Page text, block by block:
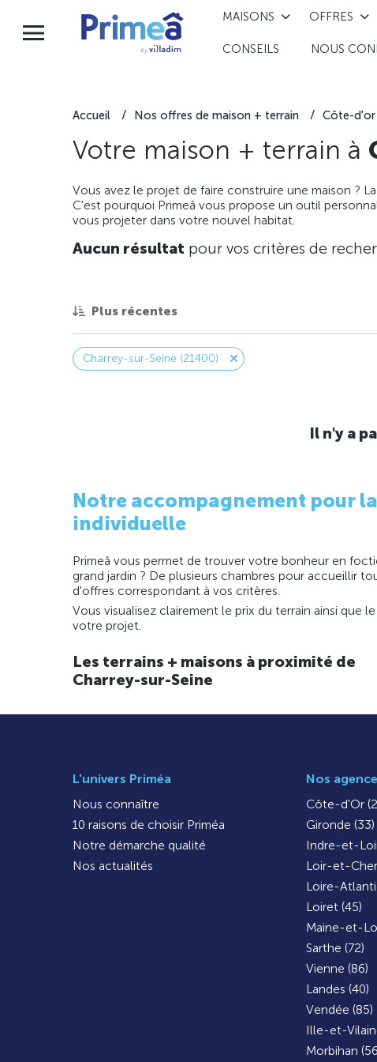
MAISONS OFFRES
CONSEILS NOUS
Accueil Nos offres de maison + terrain Côte-d'or
Votre maison + terrain à
Vous avez le projet de faire construire une maison ?
C'est pourquoi Primeâ vous propose un outil
vous projeter dans votre nouvel habitat.
Aucun résultat pour vos critères de
Plus récentes
Charrey-sur-Seine (21400)
Il n'y a
Notre accompagnement pour
individuelle
Primeâ vous permet de trouver votre bonheur en
grand jardin ? De plusieurs chambres pour accueillir
d'offres correspondant à vos critères.
Vous visualisez clairement le prix du terrain ainsi que
votre projet.
Les terrains + maisons à proximité de
Charrey-sur-Seine
L'univers Priméa
Nous connaître
10 raisons de choisir Priméa
Notre démarche qualité
Nos actualités
Nos
Côte-d'Or
Gironde (33)
Indre-et-
Loir-et-Cher
Loire-
Loiret (45)
Maine-et-
Sarthe (72)
Vienne (86)
Landes (40)
Vendée (85)
Ille-et-
Morbihan